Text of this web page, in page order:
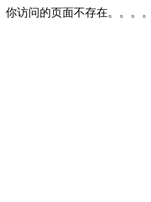
你访问的页面不存在。。。。